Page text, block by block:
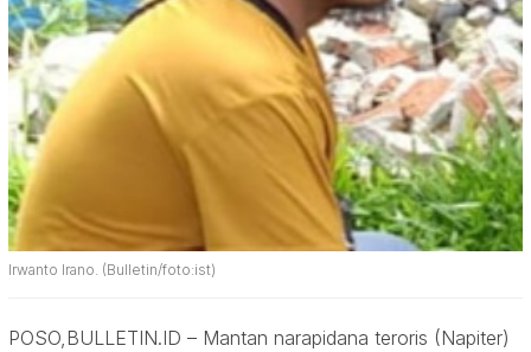
Irwanto Irano. (Bulletin/foto:ist)
POSO,BULLETIN.ID – Mantan narapidana teroris (Napiter)